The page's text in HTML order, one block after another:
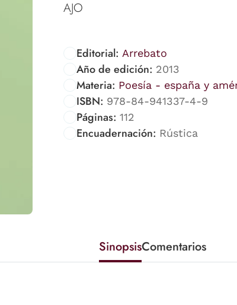
AJO
Editorial: Arrebato
Año de edición: 2013
Materia: Poesía - españa y
ISBN: 978-84-941337-4-9
Páginas: 112
Encuadernación: Rústica
SinopsisComentarios